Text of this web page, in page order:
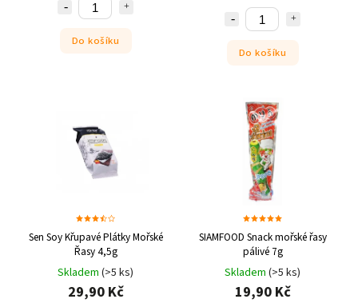
Do košíku
Do košíku
Sen Soy Křupavé Plátky Mořské
Řasy 4,5g
Skladem (>5 ks)
29,90 Kč
SIAMFOOD Snack mořské řasy
pálivé 7g
Skladem (>5 ks)
19,90 Kč